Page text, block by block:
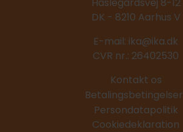
DK - 8210 Aarhus V
E-mail: ika@ika.dk
CVR nr.: 26402530
Kontakt os
Betalingsbetingelser
Persondatapolitik
Cookiedeklaration